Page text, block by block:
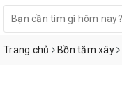
Trang chủ Bồn tắm xây